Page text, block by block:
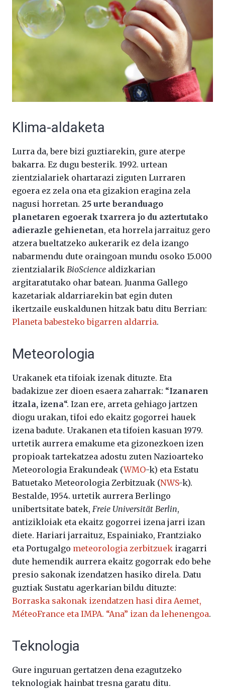
Klima-aldaketa
Lurra da, bere bizi guztiarekin, gure aterpe
bakarra. Ez dugu besterik. 1992. urtean
zientzialariek ohartarazi ziguten Lurraren
egoera ez zela ona eta gizakion eragina zela
nagusi horretan. 25 urte beranduago
planetaren egoerak txarrera jo du aztertutako
adierazle gehienetan, eta horrela jarraituz gero
atzera bueltatzeko aukerarik ez dela izango
nabarmendu dute oraingoan mundu osoko 15.000
zientzialarik BioScience aldizkarian
argitaratutako ohar batean. Juanma Gallego
kazetariak aldarriarekin bat egin duten
ikertzaile euskaldunen hitzak batu ditu Berrian:
Planeta babesteko bigarren aldarria.
Meteorologia
Urakanek eta tifoiak izenak dituzte. Eta
badakizue zer dioen esaera zaharrak: “Izanaren
itzala, izena“. Izan ere, arreta gehiago jartzen
diogu urakan, tifoi edo ekaitz gogorrei hauek
izena badute. Urakanen eta tifoien kasuan 1979.
urtetik aurrera emakume eta gizonezkoen izen
propioak tartekatzea adostu zuten Nazioarteko
Meteorologia Erakundeak (WMO-k) eta Estatu
Batuetako Meteorologia Zerbitzuak (NWS-k).
Bestalde, 1954. urtetik aurrera Berlingo
unibertsitate batek, Freie Universität Berlin,
antizikloiak eta ekaitz gogorrei izena jarri izan
diete. Hariari jarraituz, Espainiako, Frantziako
eta Portugalgo meteorologia zerbitzuek iragarri
dute hemendik aurrera ekaitz gogorrak edo behe
presio sakonak izendatzen hasiko direla. Datu
guztiak Sustatu agerkarian bildu dituzte:
Borraska sakonak izendatzen hasi dira Aemet,
MéteoFrance eta IMPA. “Ana” izan da lehenengoa.
Teknologia
Gure inguruan gertatzen dena ezagutzeko
teknologiak hainbat tresna garatu ditu.